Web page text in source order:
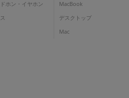
ホン・イヤホン
MacBook
デスクトップ
Mac